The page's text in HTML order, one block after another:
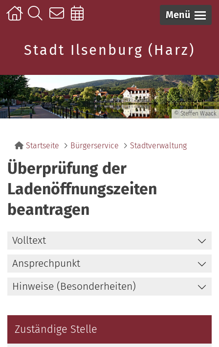
Menü
Stadt Ilsenburg (Harz)
© Steffen Waack
Startseite Bürgerservice Stadtverwaltung
Überprüfung der
Ladenöffnungszeiten
beantragen
Volltext
Ansprechpunkt
Hinweise (Besonderheiten)
Zuständige Stelle